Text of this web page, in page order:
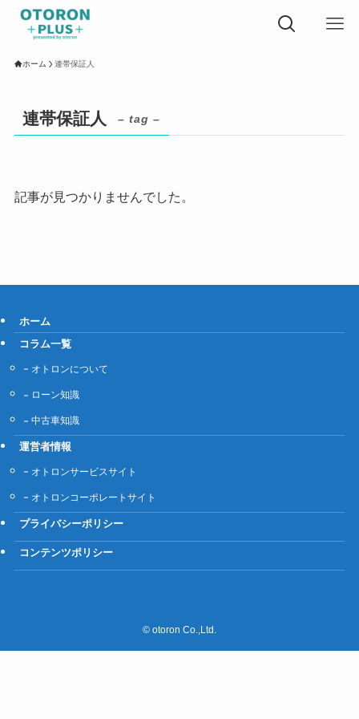
ホーム 連帯保証人
連帯保証人 – tag –
記事が見つかりませんでした。
ホーム
コラム一覧
オトロンについて
ローン知識
中古車知識
運営者情報
オトロンサービスサイト
オトロンコーポレートサイト
プライバシーポリシー
コンテンツポリシー
© otoron Co.,Ltd.